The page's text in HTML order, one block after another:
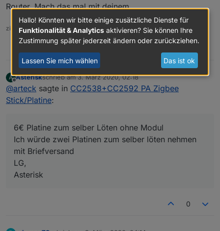
Router. Mach das mal mit deinem
zigbee hab ich, zwave auch, nuc's genauso und HA auch
A
Offline
Asteriskschrieb am3. März 2020, 02:18
zuletzt editiert von
@arteck sagte in CC2538+CC2592 PA Zigbee
Stick/Platine:
6€ Platine zum selber Löten ohne Modul
Ich würde zwei Platinen zum selber löten nehmen
mit Briefversand
LG,
Asterisk
0
Hallo! Könnten wir bitte einige zusätzliche Dienste für
Funktionalität & Analytics aktivieren? Sie können Ihre
Zustimmung später jederzeit ändern oder zurückziehen.
Lassen Sie mich wählen Das ist ok